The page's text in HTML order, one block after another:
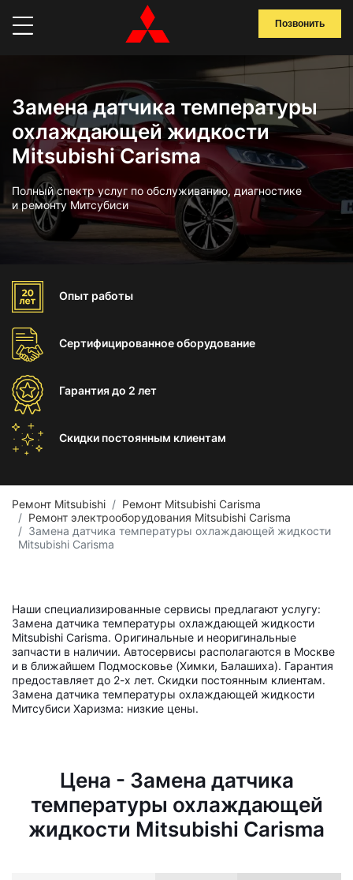
Позвонить
Замена датчика температуры
охлаждающей жидкости
Mitsubishi Carisma
Полный спектр услуг по обслуживанию, диагностике
и ремонту Митсубиси
Опыт работы
Сертифицированноеоборудование
Гарантиядо 2 лет
Скидки постоянным клиентам
Ремонт Mitsubishi
Ремонт Mitsubishi Carisma
Ремонт электрооборудования Mitsubishi Carisma
Замена датчика температуры охлаждающей жидкости
Mitsubishi Carisma
Наши специализированные сервисы предлагают услугу:
Замена датчика температуры охлаждающей жидкости
Mitsubishi Carisma. Оригинальные и неоригинальные
запчасти в наличии. Автосервисы располагаются в Москве
и в ближайшем Подмосковье (Химки, Балашиха). Гарантия
предоставляет до 2-х лет. Скидки постоянным клиентам.
Замена датчика температуры охлаждающей жидкости
Митсубиси Харизма: низкие цены.
Цена - Замена датчика
температуры охлаждающей
жидкости Mitsubishi Carisma